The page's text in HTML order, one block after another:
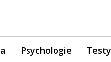
Psychologie Testy